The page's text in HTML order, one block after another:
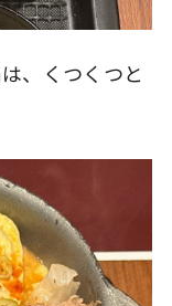
、くつくつと